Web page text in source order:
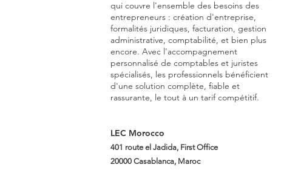
qui couvre l'ensemble des besoins des
entrepreneurs : création d'entreprise,
formalités juridiques, facturation, gestion
administrative, comptabilité, et bien plus
encore. Avec l'accompagnement
personnalisé de comptables et juristes
spécialisés, les professionnels bénéficient
d'une solution complète, fiable et
rassurante, le tout à un tarif compétitif.
LEC Morocco
401 route el Jadida, First Office
20000 Casablanca, Maroc